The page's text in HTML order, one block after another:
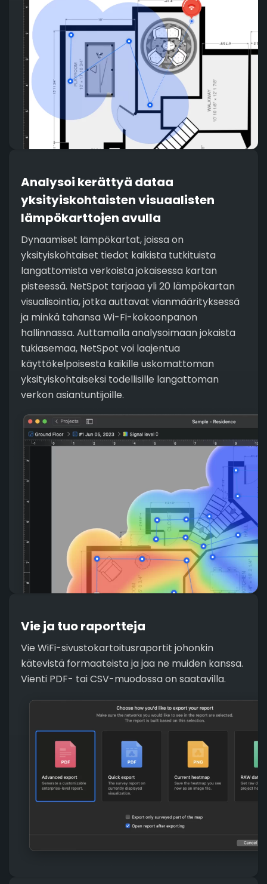
Analysoi kerättyä dataa
yksityiskohtaisten visuaalisten
lämpökarttojen avulla
Dynaamiset lämpökartat, joissa on
yksityiskohtaiset tiedot kaikista tutkituista
langattomista verkoista jokaisessa kartan
pisteessä. NetSpot tarjoaa yli 20 lämpökartan
visualisointia, jotka auttavat vianmäärityksessä
ja minkä tahansa Wi-Fi-kokoonpanon
hallinnassa. Auttamalla analysoimaan jokaista
tukiasemaa, NetSpot voi laajentua
käyttökelpoisesta kaikille uskomattoman
yksityiskohtaiseksi todellisille langattoman
verkon asiantuntijoille.
Vie ja tuo raportteja
Vie WiFi-sivustokartoitusraportit johonkin
kätevistä formaateista ja jaa ne muiden kanssa.
Vienti PDF- tai CSV-muodossa on saatavilla.